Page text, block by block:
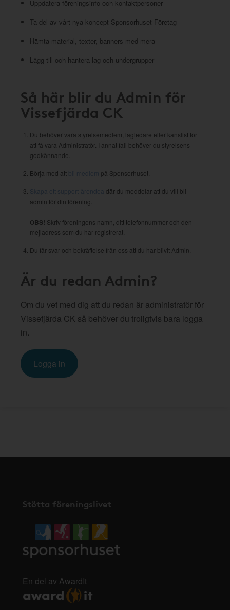
Uppdatera föreningsinfo och kontaktpersoner
Ta del av vårt nya koncept Sponsorhuset Företag
Hämta material, texter, banners med mera
Lägg till och hantera lag och undergrupper
Så här blir du Admin för
Vissefjärda CK
Du behöver vara styrelsemedlem, lagledare eller kanslist för
att få vara Administratör. I annat fall behöver du styrelsens
godkännande.
Börja med att bli medlem på Sponsorhuset.
Skapa ett support-ärendea
där du meddelar att du vill bli
admin för din förening.
OBS! Skriv föreningens namn, ditt telefonnummer och den
mejladress som du har registrerat.
Du får svar och bekräftelse från oss att du har blivit Admin.
Är du redan Admin?
Om du vet med dig att du redan är administratör för
Vissefjärda CK så behöver du troligtvis bara logga
in.
Logga in
Stötta föreningslivet
En del av AwardIt